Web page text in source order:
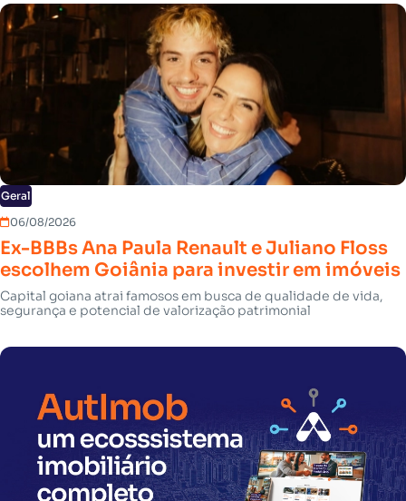
Geral
06/08/2026
Ex-BBBs Ana Paula Renault e Juliano Floss
escolhem Goiânia para investir em imóveis
Capital goiana atrai famosos em busca de qualidade de vida,
segurança e potencial de valorização patrimonial